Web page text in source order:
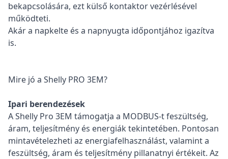
bekapcsolására, ezt külső kontaktor vezérlésével
működteti.
Akár a napkelte és a napnyugta időpontjához igazítva
is.
Mire jó a Shelly PRO 3EM?
Ipari berendezések
A Shelly Pro 3EM támogatja a MODBUS-t feszültség,
áram, teljesítmény és energiák tekintetében. Pontosan
mintavételezheti az energiafelhasználást, valamint a
feszültség, áram és teljesítmény pillanatnyi értékeit. Az